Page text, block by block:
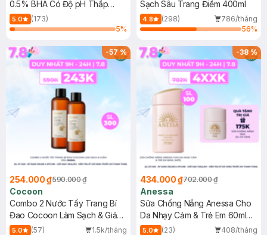
0.5% BHA Có Độ pH Thấp
150ml
5.0
(173)
5%
Sạch Sâu Trang Điểm 400ml
4.8 (298)
786/tháng
56%
-57%
254.000 ₫590.000 ₫
Cocoon
Combo 2 Nước Tẩy Trang Bí
Đao Cocoon Làm Sạch & Giảm
Dầu 500ml
5.0 (57)
1.5k/tháng
-38%
434.000 ₫702.000 ₫
Anessa
Sữa Chống Nắng Anessa Cho
Da Nhạy Cảm & Trẻ Em 60ml
(Mới)
5.0 (23)
408/tháng